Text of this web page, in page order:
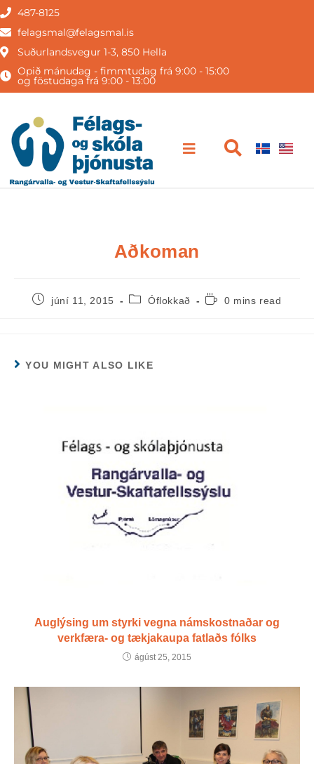
487-8125
felagsmal@felagsmal.is
Suðurlandsvegur 1-3, 850 Hella
Opið mánudag - fimmtudag frá 9:00 - 15:00
og föstudaga frá 9:00 - 13:00
Aðkoman
júní 11, 2015 Óflokkað 0 mins read
YOU MIGHT ALSO LIKE
Auglýsing um styrki vegna námskostnaðar og
verkfæra- og tækjakaupa fatlaðs fólks
ágúst 25, 2015